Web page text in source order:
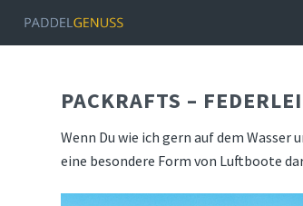
PACKRAFTS –
Wenn Du wie ich gern auf dem
eine besondere Form von Luftboote